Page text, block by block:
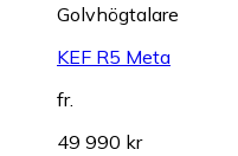
Golvhögtalare
KEF R5 Meta
fr.
49 990 kr